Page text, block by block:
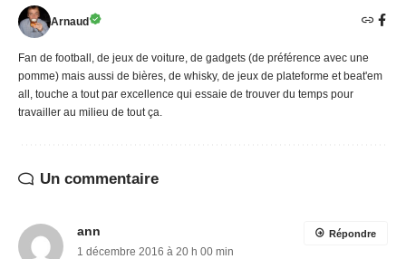
Arnaud
Fan de football, de jeux de voiture, de gadgets (de préférence avec une
pomme) mais aussi de bières, de whisky, de jeux de plateforme et beat'em
all, touche a tout par excellence qui essaie de trouver du temps pour
travailler au milieu de tout ça.
Un commentaire
ann
1 décembre 2016 à 20 h 00 min
Répondre